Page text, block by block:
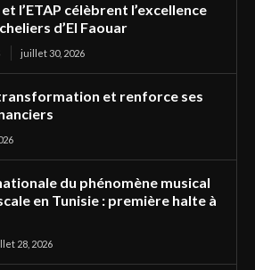
l’ETAP célèbrent l’excellence
d’El Faouar
juillet 30, 2026
et renforce ses
du phénomène musical
en Tunisie : première halte à
28, 2026